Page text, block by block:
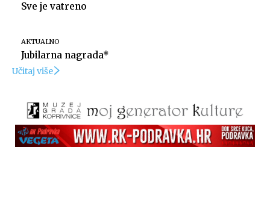
Sve je vatreno
AKTUALNO
Jubilarna nagrada*
Učitaj više